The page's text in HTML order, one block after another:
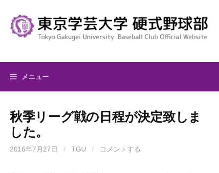
キ
メニュー
秋季リーグ戦の日程が決定致しま
した。
2016年7月27日 / TGU / コメントする